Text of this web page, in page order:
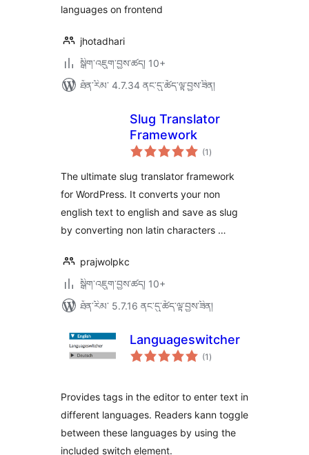
languages on frontend
jhotadhari
སྒྲིག་འཇུག་བྱས་ཚད། 10+
ཐོན་རིམ་ 4.7.34 ནང་དུ་ཚོད་ལྟ་བྱས་ཟིན།
Slug Translator
Framework
(1 གདེང་
འཇོག་
ཚང་།
)
The ultimate slug translator framework
for WordPress. It converts your non
english text to english and save as slug
by converting non latin characters …
prajwolpkc
སྒྲིག་འཇུག་བྱས་ཚད། 10+
ཐོན་རིམ་ 5.7.16 ནང་དུ་ཚོད་ལྟ་བྱས་ཟིན།
Languageswitcher
(1 གདེང་
འཇོག་
)
Provides tags in the editor to enter text in
different languages. Readers kann toggle
between these languages by using the
included switch element.